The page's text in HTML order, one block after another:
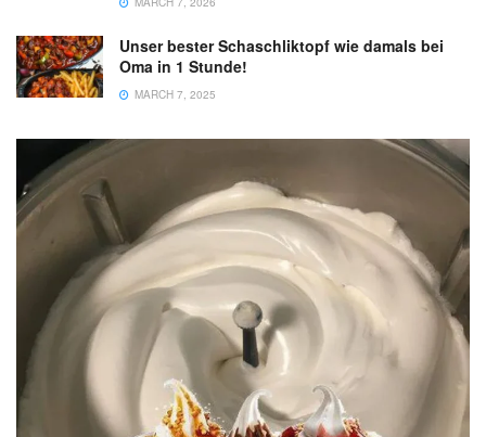
Unser bester Schaschliktopf wie damals bei
Oma in 1 Stunde!
MARCH 7, 2025